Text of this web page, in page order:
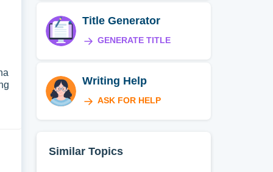
Title Generator
GENERATE TITLE
Writing Help
ASK FOR HELP
Similar Topics